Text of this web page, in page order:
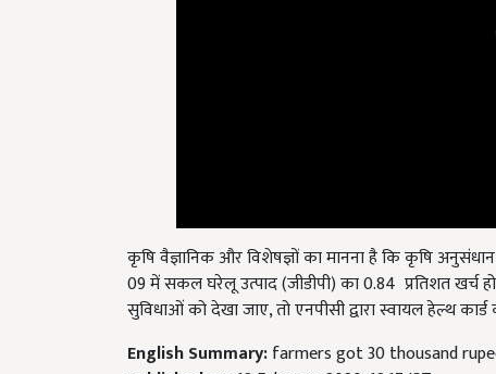
कृषि वैज्ञानिक और विशेषज्ञों का मानना है कि कृषि
09 में सकल घरेलू उत्पाद (जीडीपी) का 0.84 प्रतिशत खर्च
सुविधाओं को देखा जाए, तो एनपीसी द्वारा स्वायल हेल्थ
English Summary: farmers got 30 thousand
Published on:18 February 2020, 12:17 IST